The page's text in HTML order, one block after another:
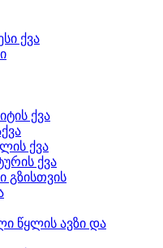
ქვა
ქვა
ქვა
ქვა
გზისთვის
წყლის ავზი და